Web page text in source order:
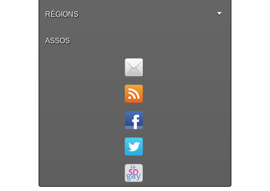
RÉGIONS
ASSOS